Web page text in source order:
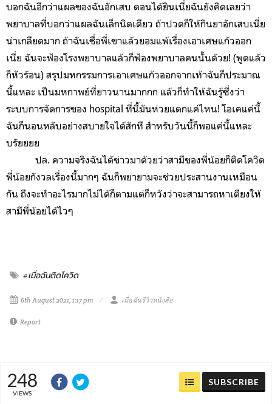
บอกฉันอีกว่าแผลของฉันอักเสบ ตอนได้ยินเนี่ยฉันยังคิดเลยว่า
พยาบาลที่บอกว่าแผลฉันเล็กนิดเดียว ถ้าปวดก็ให้กินยาอักเสบเนี่ย
น่าเกลียดมาก ถ้าฉันเชื่อพี่เขาแล้วยอมแพ้เรื่องเอาเศษแก้วออก
เนี่ย ฉันจะฟ้องโรงพยาบาลแล้วก็ฟ้องพยาบาลคนนั้นด้วย! (พูดแล้ว
ก็หัวร้อน) สรุปมหกรรมการเอาเศษแก้วออกจากเท้าฉันก็ประมาณ
นี้แหละ เป็นมหกาพย์ที่ยาวนานมากกก แล้วก็ทำให้ฉันรู้ซึ่งว่า
ระบบการจัดการของ hospital ที่นี้มันห่วยแตกแค่ไหน! โอเคแค่นี้
ฉันก็นอนหลับอย่างสบายใจได้สักที สำหรับวันนี้ก็พอแค่นี้แหละ
บรัยยยย
ปล. ความจริงฉันได้ข่าวมาด้วยว่าสามีของพี่น้อยก็ติดโควิด
พี่น้อยกังวลเรื่องนี้มากๆ ฉันก็พยายามจะช่วยประสานงานเหมือน
กัน ถึงจะทำอะไรมากไม่ได้ก็ตามแต่ก็หวังว่าจะสามารถหาเตียงให้
สามีพี่น้อยได้ไวๆ
#เมื่อฉันติดโควิด
6th August 2021, 1:17 pm เมื่อฉันรีวิวหนังสือ
Report
248
VIEWS
SUBSCRIBE